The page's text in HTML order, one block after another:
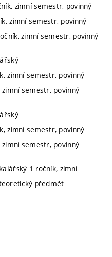
zimní semestr, povinný
zimní semestr, povinný
zimní semestr, povinný
zimní semestr, povinný
zimní semestr, povinný
zimní semestr, povinný
zimní semestr, povinný
1 ročník, zimní
předmět